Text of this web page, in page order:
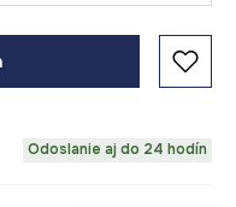
Odoslanie aj do 24 hodín